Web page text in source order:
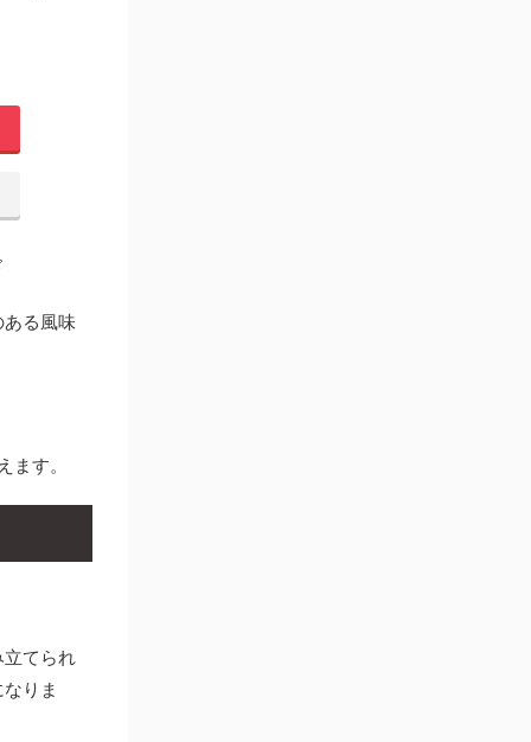
る風味
す。
てられ
りま